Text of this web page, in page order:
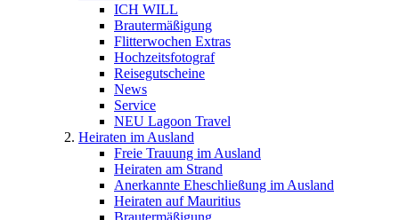
ICH WILL
Brautermäßigung
Flitterwochen Extras
Hochzeitsfotograf
Reisegutscheine
News
Service
NEU Lagoon Travel
Heiraten im Ausland
Freie Trauung im Ausland
Heiraten am Strand
Anerkannte Eheschließung im Ausland
Heiraten auf Mauritius